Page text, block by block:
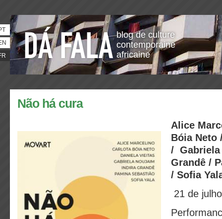
blog de culture
contemporaine
africaine
Não há cura
Alice
Bóia Neto
/
Grandê /
/ Sofia
21 de